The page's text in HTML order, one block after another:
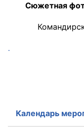
Сюжетная
.
Календарь